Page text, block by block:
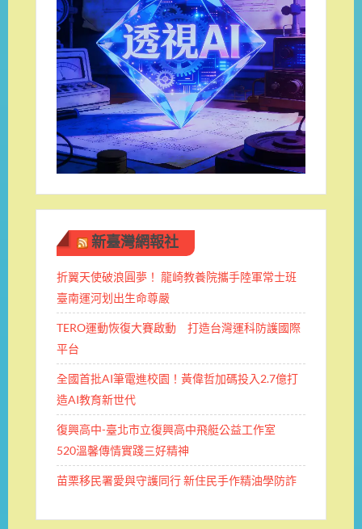
新臺灣網報社
折翼天使破浪圓夢！ 龍崎教養院攜手陸軍常士班 ​
臺南運河划出生命尊嚴
TERO運動恢復大賽啟動 打造台灣運科防護國際
平台
全國首批AI筆電進校園！黃偉哲加碼投入2.7億打
造AI教育新世代
復興高中-臺北市立復興高中飛艇公益工作室
520溫馨傳情實踐三好精神
苗栗移民署愛與守護同行 新住民手作精油學防詐